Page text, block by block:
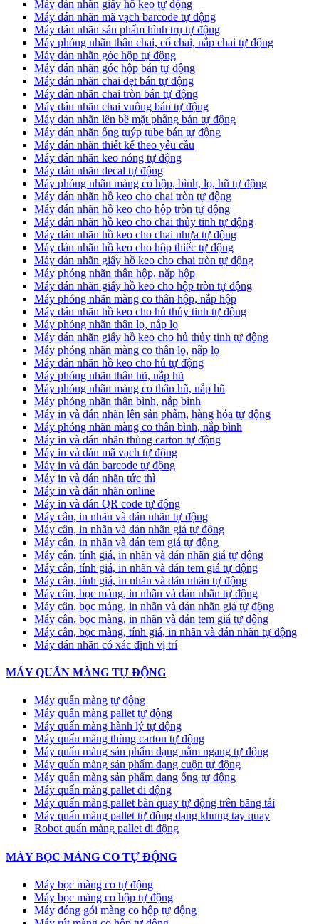
​Máy dán nhãn giấy hồ keo tự động
​Máy dán nhãn mã vạch barcode tự động
​Máy dán nhãn sản phẩm hình trụ tự động
Máy phóng nhãn thân chai, cổ chai, nắp chai tự động
​Máy dán nhãn góc hộp tự động
Máy dán nhãn góc hộp bán tự động
​Máy dán nhãn chai dẹt bán tự động
Máy dán nhãn chai tròn bán tự động
Máy dán nhãn chai vuông bán tự động
Máy dán nhãn lên bề mặt phẵng bán tự động
​Máy dán nhãn ống tuýp tube bán tự động
Máy dán nhãn thiết kế theo yêu cầu
​Máy dán nhãn keo nóng tự động
Máy dán nhãn decal tự động
Máy phóng nhãn màng co hộp, bình, lọ, hũ tự động
Máy dán nhãn hồ keo cho chai tròn tự động
Máy dán nhãn hồ keo cho hộp tròn tự động
Máy dán nhãn hồ keo cho chai thủy tinh tự động
Máy dán nhãn hồ keo cho chai nhựa tự động
Máy dán nhãn hồ keo cho hộp thiếc tự động
Máy dán nhãn giấy hồ keo cho chai tròn tự động
Máy phóng nhãn thân hộp, nắp hộp
Máy dán nhãn giấy hồ keo cho hộp tròn tự động
Máy phóng nhãn màng co thân hộp, nắp hộp
Máy dán nhãn hồ keo cho hủ thủy tinh tự động
Máy phóng nhãn thân lọ, nắp lọ
Máy dán nhãn giấy hồ keo cho hủ thủy tinh tự động
Máy phóng nhãn màng co thân lọ, nắp lọ
Máy dán nhãn hồ keo cho hủ tự động
Máy phóng nhãn thân hũ, nắp hũ
Máy phóng nhãn màng co thân hũ, nắp hũ
Máy phóng nhãn thân bình, nắp bình
Máy in và dán nhãn lên sản phẩm, hàng hóa tự động
Máy phóng nhãn màng co thân bình, nắp bình
Máy in và dán nhãn thùng carton tự động
Máy in và dán mã vạch tự động
Máy in và dán barcode tự động
Máy in và dán nhãn tức thì
Máy in và dán nhãn online
Máy in và dán QR code tự động
Máy cân, in nhãn và dán nhãn tự động
Máy cân, in nhãn và dán nhãn giá tự động
Máy cân, in nhãn và dán tem giá tự động
Máy cân, tính giá, in nhãn và dán nhãn giá tự động
Máy cân, tính giá, in nhãn và dán tem giá tự động
Máy cân, tính giá, in nhãn và dán nhãn tự động
Máy cân, bọc màng, in nhãn và dán nhãn tự động
Máy cân, bọc màng, in nhãn và dán nhãn giá tự động
Máy cân, bọc màng, in nhãn và dán tem giá tự động
Máy cân, bọc màng, tính giá, in nhãn và dán nhãn tự động
Máy dán nhãn có xác định vị trí
MÁY QUẤN MÀNG TỰ ĐỘNG
Máy quấn màng tự động
​Máy quấn màng pallet tự động
Máy quấn màng hành lý tự động
Máy quấn màng thùng carton tự động
Máy quấn màng sản phẩm dạng nằm ngang tự động
Máy quấn màng sản phẩm dạng cuộn tự động
Máy quấn màng sản phẩm dạng ống tự động
Máy quấn màng pallet di động
Máy quấn màng pallet bàn quay tự động trên băng tải
Máy quấn màng pallet tự động dạng khung tay quay
Robot quấn màng pallet di động
MÁY BỌC MÀNG CO TỰ ĐỘNG
Máy bọc màng co tự động
Máy bọc màng co hộp tự động
Máy đóng gói màng co hộp tự động